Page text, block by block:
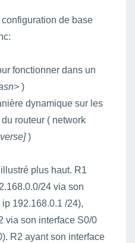
de base
fonctionner dans un
)
dynamique sur les
routeur ( network
)
plus haut. R1
24 via son
192.168.0.1 /24),
via son interface S0/0
R2 ayant son interface